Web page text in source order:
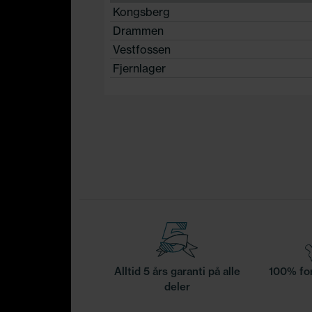
Kongsberg
Drammen
Vestfossen
Fjernlager
Alltid 5 års garanti på alle
deler
100%